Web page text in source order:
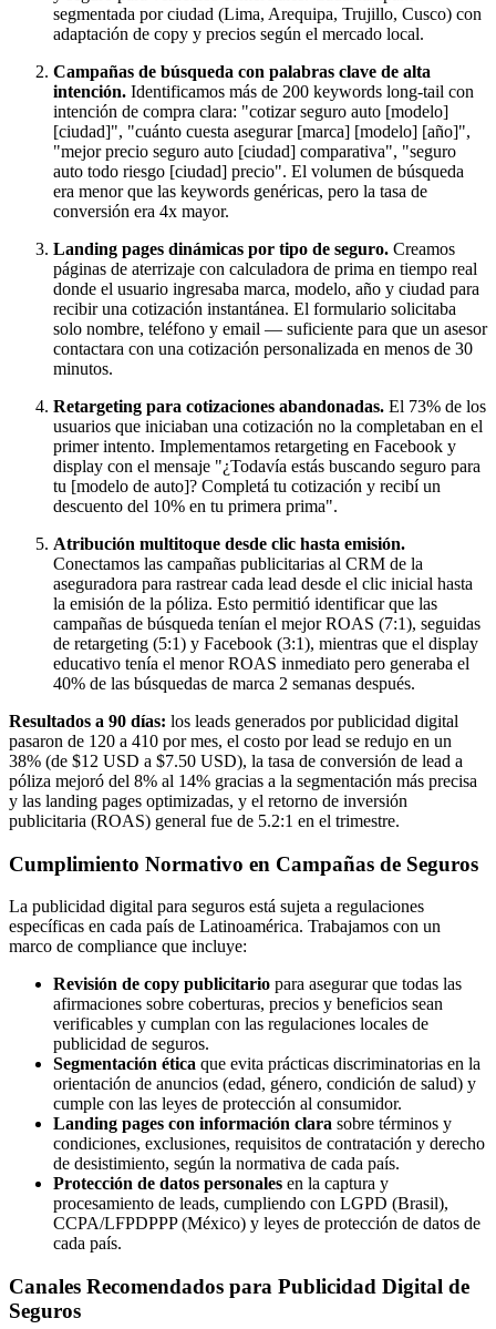
segmentada por ciudad (Lima, Arequipa, Trujillo, Cusco) con
adaptación de copy y precios según el mercado local.
Campañas de búsqueda con palabras clave de alta
intención. Identificamos más de 200 keywords long-tail con
intención de compra clara: "cotizar seguro auto [modelo]
[ciudad]", "cuánto cuesta asegurar [marca] [modelo] [año]",
"mejor precio seguro auto [ciudad] comparativa", "seguro
auto todo riesgo [ciudad] precio". El volumen de búsqueda
era menor que las keywords genéricas, pero la tasa de
conversión era 4x mayor.
Landing pages dinámicas por tipo de seguro. Creamos
páginas de aterrizaje con calculadora de prima en tiempo real
donde el usuario ingresaba marca, modelo, año y ciudad para
recibir una cotización instantánea. El formulario solicitaba
solo nombre, teléfono y email — suficiente para que un asesor
contactara con una cotización personalizada en menos de 30
minutos.
Retargeting para cotizaciones abandonadas. El 73% de los
usuarios que iniciaban una cotización no la completaban en el
primer intento. Implementamos retargeting en Facebook y
display con el mensaje "¿Todavía estás buscando seguro para
tu [modelo de auto]? Completá tu cotización y recibí un
descuento del 10% en tu primera prima".
Atribución multitoque desde clic hasta emisión.
Conectamos las campañas publicitarias al CRM de la
aseguradora para rastrear cada lead desde el clic inicial hasta
la emisión de la póliza. Esto permitió identificar que las
campañas de búsqueda tenían el mejor ROAS (7:1), seguidas
de retargeting (5:1) y Facebook (3:1), mientras que el display
educativo tenía el menor ROAS inmediato pero generaba el
40% de las búsquedas de marca 2 semanas después.
Resultados a 90 días: los leads generados por publicidad digital
pasaron de 120 a 410 por mes, el costo por lead se redujo en un
38% (de $12 USD a $7.50 USD), la tasa de conversión de lead a
póliza mejoró del 8% al 14% gracias a la segmentación más precisa
y las landing pages optimizadas, y el retorno de inversión
publicitaria (ROAS) general fue de 5.2:1 en el trimestre.
Cumplimiento Normativo en Campañas de Seguros
La publicidad digital para seguros está sujeta a regulaciones
específicas en cada país de Latinoamérica. Trabajamos con un
marco de compliance que incluye:
Revisión de copy publicitario para asegurar que todas las
afirmaciones sobre coberturas, precios y beneficios sean
verificables y cumplan con las regulaciones locales de
publicidad de seguros.
Segmentación ética que evita prácticas discriminatorias en la
orientación de anuncios (edad, género, condición de salud) y
cumple con las leyes de protección al consumidor.
Landing pages con información clara sobre términos y
condiciones, exclusiones, requisitos de contratación y derecho
de desistimiento, según la normativa de cada país.
Protección de datos personales en la captura y
procesamiento de leads, cumpliendo con LGPD (Brasil),
CCPA/LFPDPPP (México) y leyes de protección de datos de
cada país.
Canales Recomendados para Publicidad Digital de
Seguros